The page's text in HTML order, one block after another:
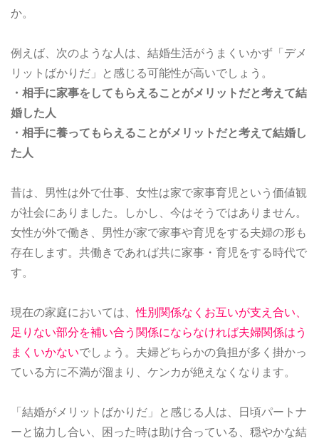
か。
例えば、次のような人は、結婚生活がうまくいかず「デメ
リットばかりだ」と感じる可能性が高いでしょう。
・相手に家事をしてもらえることがメリットだと考えて結
婚した人
・相手に養ってもらえることがメリットだと考えて結婚し
た人
昔は、男性は外で仕事、女性は家で家事育児という価値観
が社会にありました。しかし、今はそうではありません。
女性が外で働き、男性が家で家事や育児をする夫婦の形も
存在します。共働きであれば共に家事・育児をする時代で
す。
現在の家庭においては、性別関係なくお互いが支え合い、
足りない部分を補い合う関係にならなければ夫婦関係はう
まくいかないでしょう。夫婦どちらかの負担が多く掛かっ
ている方に不満が溜まり、ケンカが絶えなくなります。
「結婚がメリットばかりだ」と感じる人は、日頃パートナ
ーと協力し合い、困った時は助け合っている、穏やかな結